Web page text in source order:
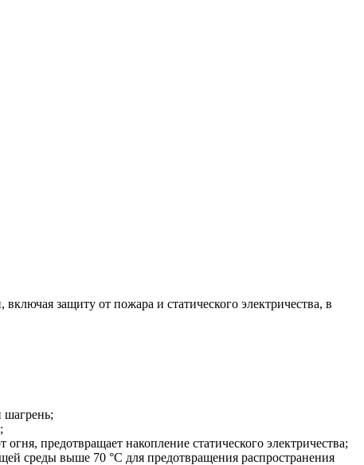
защиту от пожара и статического электричества, в
шагрень;
предотвращает накопление статического электричества;
среды выше 70 °C для предотвращения распространения